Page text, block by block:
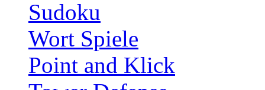
Sudoku
Wort Spiele
Point and Klick